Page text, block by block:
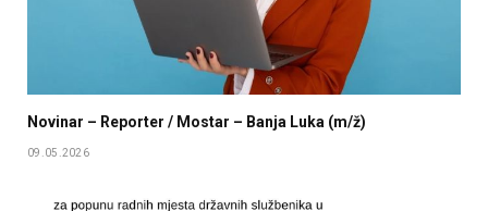
Novinar – Reporter / Mostar – Banja Luka (m/ž)
09.05.2026